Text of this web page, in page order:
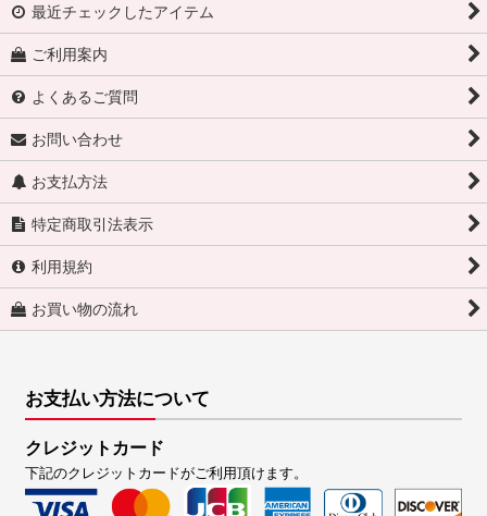
最近チェックしたアイテム
ご利用案内
よくあるご質問
お問い合わせ
お支払方法
特定商取引法表示
利用規約
お買い物の流れ
お支払い方法について
クレジットカード
下記のクレジットカードがご利用頂けます。